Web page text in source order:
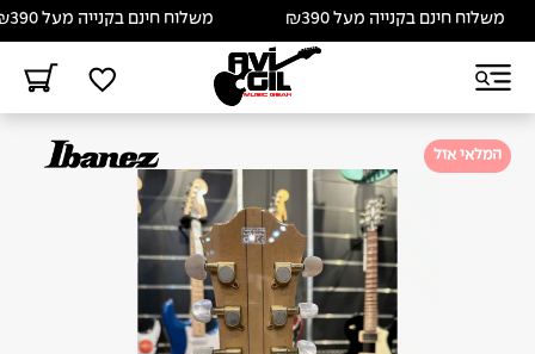
משלוח חינם בקנייה מעל ₪390 משלוח חינם בקנייה מעל ₪390
המלאי אזל